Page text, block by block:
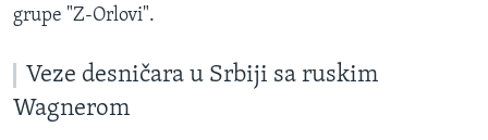
grupe "Z-Orlovi".
Veze desničara u Srbiji sa ruskim
Wagnerom